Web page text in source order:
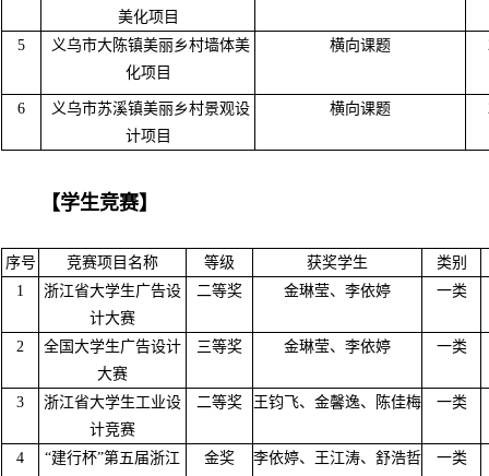
美化项目
5
义乌市大陈镇美丽乡村墙体美
化项目
横向课题
6
义乌市苏溪镇美丽乡村景观设
计项目
横向课题
【学生竞赛】
序号 竞赛项目名称 等级 获奖学生
类别
1
浙江省大学生广告设
计大赛
二等奖 金琳莹、李依婷 一类
2
全国大学生广告设计
大赛
三等奖 金琳莹、李依婷 一类
3
浙江省大学生工业设
计竞赛
二等奖 王钧飞、金馨逸、陈佳梅 一类
4
“建行杯”第五届浙江
金奖 李依婷、王江涛、舒浩哲 一类